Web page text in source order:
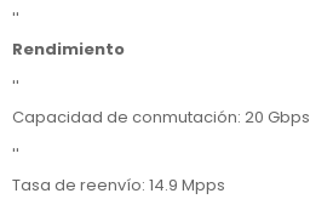
''
Rendimiento
''
Capacidad de conmutación: 20 Gbps
''
Tasa de reenvío: 14.9 Mpps